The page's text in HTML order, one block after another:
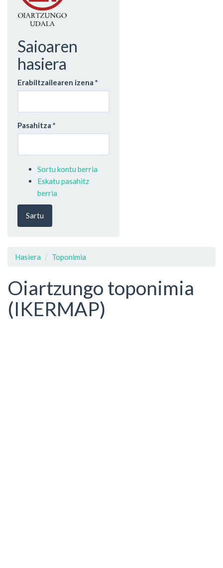
Saioaren
hasiera
Erabiltzailearen izena *
Pasahitza *
Sortu kontu berria
Eskatu pasahitz
berria
Sartu
Hasiera Toponimia
Oiartzungo toponimia
(IKERMAP)